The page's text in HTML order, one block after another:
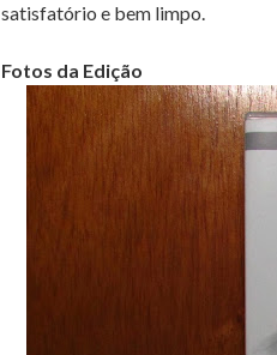
satisfatório e bem limpo.
Fotos da Edição